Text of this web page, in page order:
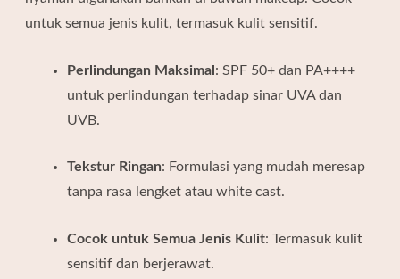
untuk semua jenis kulit, termasuk kulit sensitif.
Perlindungan Maksimal : SPF 50+ dan PA++++
untuk perlindungan terhadap sinar UVA dan
UVB.
Tekstur Ringan: Formulasi yang mudah meresap
tanpa rasa lengket atau white cast.
Cocok untuk Semua Jenis Kulit:
Termasuk kulit
sensitif dan berjerawat.